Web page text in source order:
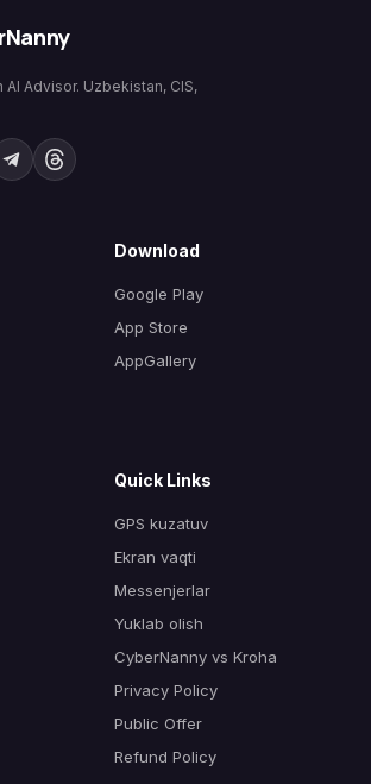
Advisor. Uzbekistan, CIS,
Download
Google Play
App Store
AppGallery
Quick Links
GPS kuzatuv
Ekran vaqti
Messenjerlar
Yuklab olish
CyberNanny vs Kroha
Privacy Policy
Public Offer
Refund Policy